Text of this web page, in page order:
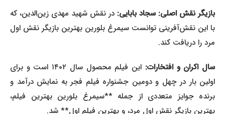
بازیگر نقش اصلی: سجاد بابایی:در نقش شهید مهدی زین‌الدین، که
با این نقش‌آفرینی توانست سیمرغ بلورین بهترین بازیگر نقش اول
مرد را دریافت کند.
سال اکران و افتخارات:
این فیلم محصول سال ۱۴۰۲ است و برای
اولین بار در چهل و دومین جشنواره فیلم فجر به نمایش درآمد و
برنده جوایز متعددی از جمله **سیمرغ بلورین بهترین فیلم،
بهترین بازیگر نقش اول مرد، و بهترین فیلم اول** شد.